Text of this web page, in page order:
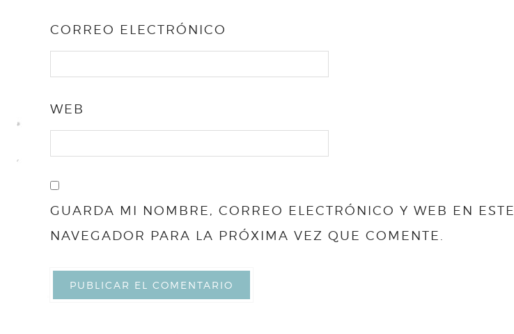
CORREO ELECTRÓNICO
WEB
GUARDA MI NOMBRE, CORREO ELECTRÓNICO Y WEB EN ESTE
NAVEGADOR PARA LA PRÓXIMA VEZ QUE COMENTE.